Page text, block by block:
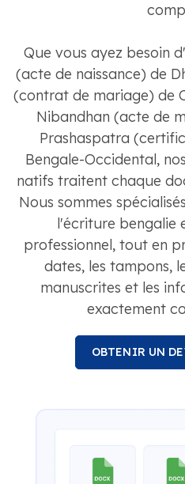
Que vous ayez besoin
(acte de naissance) de
(contrat de mariage) de
Nibandhan (acte de
Prashaspatra
Bengale-Occidental,
natifs traitent chaque
Nous sommes
l'écriture bengalie
professionnel, tout en
dates, les tampons,
manuscrites et les
exactement
OBTENIR UN